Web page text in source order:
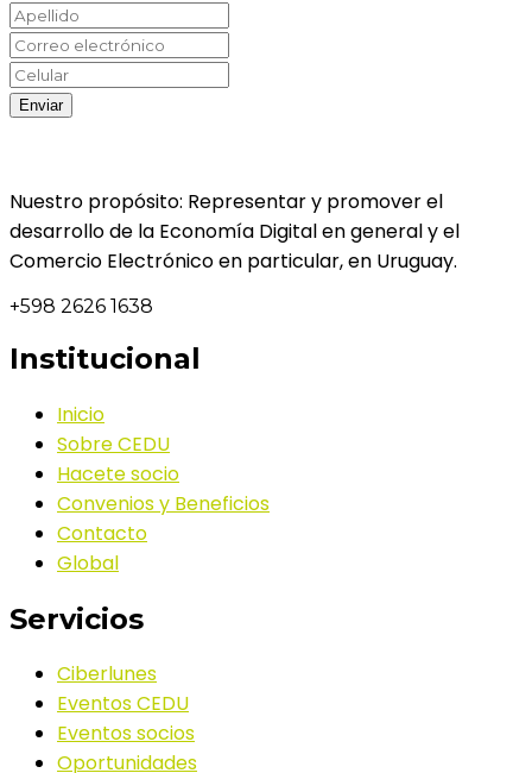
Nuestro propósito: Representar y promover el
desarrollo de la Economía Digital en general y el
Comercio Electrónico en particular, en Uruguay.
+598 2626 1638
Institucional
Inicio
Sobre CEDU
Hacete socio
Convenios y Beneficios
Contacto
Global
Servicios
Ciberlunes
Eventos CEDU
Eventos socios
Oportunidades